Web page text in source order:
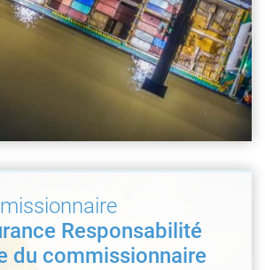
Responsabilité
du commissionnaire